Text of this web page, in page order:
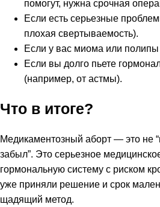
помогут, нужна срочная
Если есть серьезные
плохая свертываемость).
Если у вас миома или полипы
Если вы долго пьете
(например, от астмы).
Что в итоге?
Медикаментозный аборт — это не
забыл”. Это серьезное
гормональную систему с риском
уже приняли решение и срок
щадящий метод.